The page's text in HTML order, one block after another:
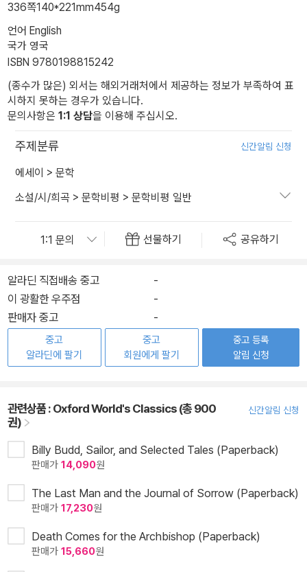
336쪽140*221mm454g
언어 English
국가 영국
ISBN 9780198815242
(종수가 많은) 외서는 해외거래처에서 제공하는 정보가 부족하여 표
시하지 못하는 경우가 있습니다.
문의사항은 1:1 상담을 이용해 주십시오.
주제분류 신간알림 신청
에세이 > 문학
소설/시/희곡 > 문학비평 > 문학비평 일반
선물하기 공유하기
알라딘 직접배송 중고
-
이 광활한 우주점
-
판매자 중고
-
중고
알라딘에 팔기
중고
회원에게 팔기
중고 등록
알림 신청
관련상품 :Oxford World's Classics (총 900
권)
신간알림 신청
Billy Budd, Sailor, and Selected Tales (Paperback)
판매가 14,090원
The Last Man and the Journal of Sorrow (Paperback)
판매가 17,230원
Death Comes for the Archbishop (Paperback)
판매가 15,660원